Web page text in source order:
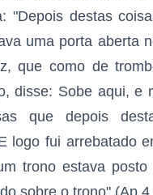
"Depois destas
uma porta aberta
que como de
disse: Sobe aqui, e
que depois
logo fui arrebatado
trono estava
sobre o trono" (Ap